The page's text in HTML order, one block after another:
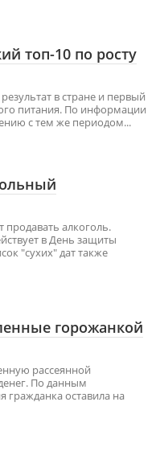
топ-10 по росту
в стране и первый
питания. По информации
с тем же периодом...
продавать алкоголь.
в День защиты
"сухих" дат также
горожанкой
рассеянной
По данным
гражданка оставила на